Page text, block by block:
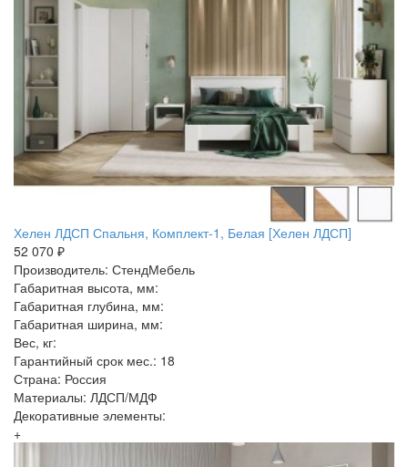
Хелен ЛДСП Спальня, Комплект-1, Белая [Хелен ЛДСП]
52 070 ₽
Производитель: СтендМебель
Габаритная высота, мм:
Габаритная глубина, мм:
Габаритная ширина, мм:
Вес, кг:
Гарантийный срок мес.: 18
Страна: Россия
Материалы: ЛДСП/МДФ
Декоративные элементы:
+